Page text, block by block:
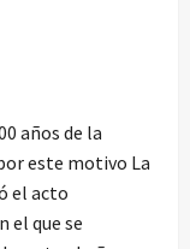
años de la
este motivo La
el acto
el que se